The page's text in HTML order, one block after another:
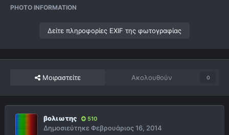
PHOTO INFORMATION
Δείτε πληροφορίες EXIF της φωτογραφίας
Μοιραστείτε Ακολουθούν 0
βολιωτης 510
ΔημοσιεύτηκεΦεβρουάριος 16, 2014